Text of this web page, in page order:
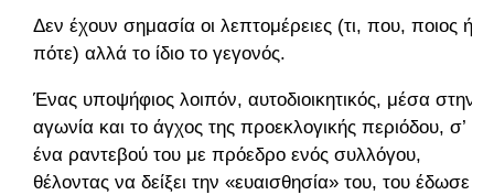
Δεν έχουν σημασία οι λεπτομέρειες (τι, που, ποιος ή
πότε) αλλά το ίδιο το γεγονός.
Ένας υποψήφιος λοιπόν, αυτοδιοικητικός, μέσα στην
αγωνία και το άγχος της προεκλογικής περιόδου, σ’
ένα ραντεβού του με πρόεδρο ενός συλλόγου,
θέλοντας να δείξει την «ευαισθησία» του, του έδωσε